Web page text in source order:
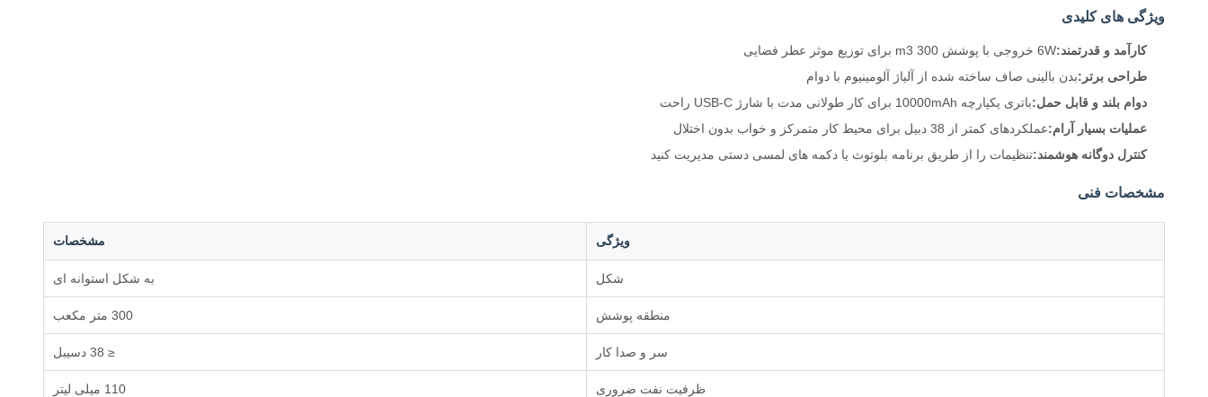
ویژگی های کلیدی
کارآمد و قدرتمند:6W خروجی با پوشش 300 m3 برای توزیع موثر عطر فضایی
طراحی برتر:بدن بالینی صاف ساخته شده از آلیاژ آلومینیوم با دوام
دوام بلند و قابل حمل:باتری یکپارچه 10000mAh برای کار طولانی مدت با شارژ USB-C راحت
عملیات بسیار آرام:عملکردهای کمتر از 38 دبیل برای محیط کار متمرکز و خواب بدون اختلال
کنترل دوگانه هوشمند:تنظیمات را از طریق برنامه بلوتوث یا دکمه های لمسی دستی مدیریت کنید
مشخصات فنی
ویژگی مشخصات
شکل به شکل استوانه ای
منطقه پوشش 300 متر مکعب
سر و صدا کار ≤ 38 دسیبل
ظرفیت نفت ضروری 110 میلی لیتر